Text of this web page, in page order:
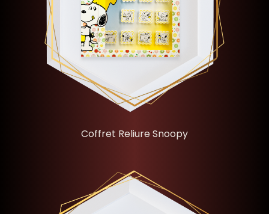
Coffret Reliure Snoopy